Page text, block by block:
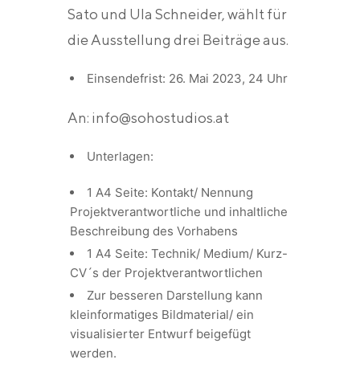
Sato und Ula Schneider, wählt für
die Ausstellung drei Beiträge aus.
Einsendefrist: 26. Mai 2023, 24 Uhr
An: info@sohostudios.at
Unterlagen:
1 A4 Seite: Kontakt/ Nennung
Projektverantwortliche und inhaltliche
Beschreibung des Vorhabens
1 A4 Seite: Technik/ Medium/ Kurz-
CV´s der Projektverantwortlichen
Zur besseren Darstellung kann
kleinformatiges Bildmaterial/ ein
visualisierter Entwurf beigefügt
werden.